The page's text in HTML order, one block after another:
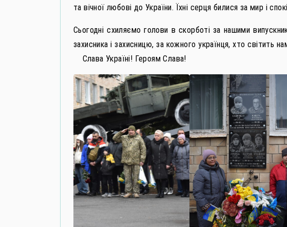
та вічної любові до України. Їхні серця билися за мир і
Сьогодні схиляємо голови в скорботі за нашими
захисника і захисницю, за кожного українця, хто світить
Слава Україні! Героям Слава!